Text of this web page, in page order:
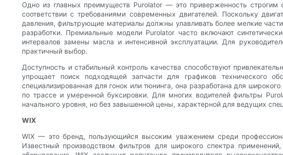
Одно из главных преимуществ Purolator — это приверженность строгим
соответствии с требованиями современных двигателей. Поскольку
давления, фильтрующие материалы должны улавливать более мелкие
разработки. Премиальные модели Purolator часто включают
интервалов замены масла и интенсивной эксплуатации. Для
практичный выбор.
Доступность и стабильный контроль качества способствуют
упрощает поиск подходящей запчасти для графиков технического
специализированная для гонок или тюнинга, она разработана для
по трассе и умеренной буксировки. Для многих водителей фильтры
начального уровня, но без завышенной цены, характерной для ведущих
WIX
WIX — это бренд, пользующийся высоким уважением среди
Известный производством фильтров для широкого спектра